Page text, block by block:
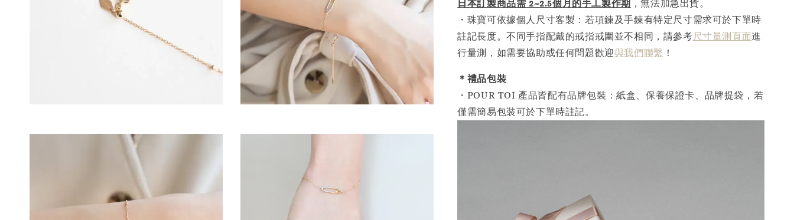
日本訂製商品需 2~2.5個月的手工製作期 ，無法加急出貨。
・珠寶可依據個人尺寸客製：若項鍊及手鍊有特定尺寸需求可於下單時
註記長度。不同手指配戴的戒指戒圍並不相同，請參考尺寸量測頁面進
行量測，如需要協助或任何問題歡迎與我們聯繫 ！
＊禮品包裝
・POUR TOI 產品皆配有品牌包裝：紙盒、保養保證卡、品牌提袋，若
僅需簡易包裝可於下單時註記。